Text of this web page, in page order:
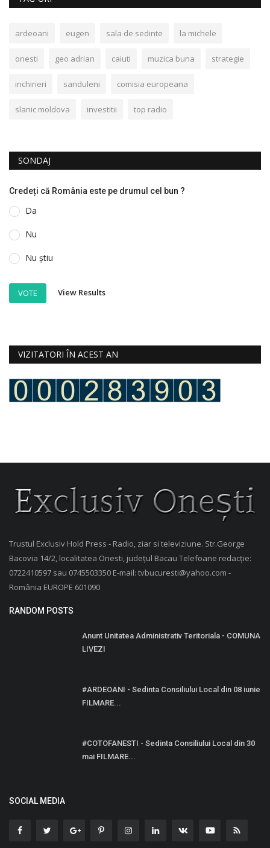
ardeoani eugen sala de sedinte la michele
onesti geo adrian caiuti muzica buna strategie
inchirieri sanduleni comisia europeana
slanic moldova investitii top radio
SONDAJ
Credeți că România este pe drumul cel bun ?
Da
Nu
Nu știu
VOTE View Results
VIZITATORI ÎN ACEST AN
Trustul Exclusiv Hold Press - Radio, ziar si televiziune. Str.George
Bacovia 14/2, localitatea Onesti, județul Bacau Telefoane redacție:
0722410597 sau 0745503350 E-mail: tvbucuresti@yahoo.com -
România EUROPE 601090
RANDOM POSTS
Anunt Unitatea Administrativ Teritoriala - COMUNA
LIVEZI
#ARDEOANI - Sedinta Consiliului Local din 08 iunie
FILMARE...
#COTOFANESTI - Sedinta Consiliului Local din 30
mai FILMARE...
SOCIAL MEDIA